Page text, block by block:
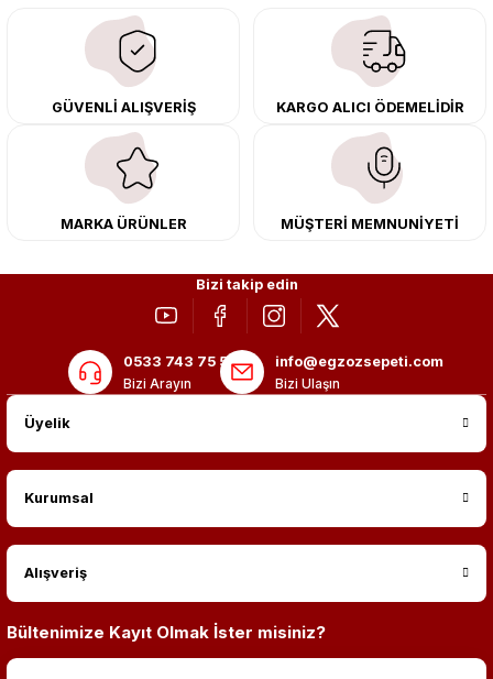
çıkma orijinal ürünler ile yenileyebilir, body kit uygulamalarıyla aracınızın
tasarımını ve aerodinamisini üst seviyeye taşıyabilirsiniz.
Tüm ürünlerimiz orijinal, dayanıklı ve uzun ömürlüdür. İstanbul’daki montaj
merkezimizde profesyonel montaj yapıyor, Türkiye’nin her yerine güvenli
kargo ile teslimat gerçekleştiriyoruz. Aracınıza değer katmak için doğru
adres: Egzoz Sepeti.
GÜVENLİ ALIŞVERİŞ KARGO ALICI ÖDEMELİDİR
MARKA ÜRÜNLER MÜŞTERİ MEMNUNİYETİ
Bizi takip edin
0533 743 75 56
Bizi Arayın
info@egzozsepeti.com
Bizi Ulaşın
Üyelik
Kurumsal
Alışveriş
Bültenimize Kayıt Olmak İster misiniz?